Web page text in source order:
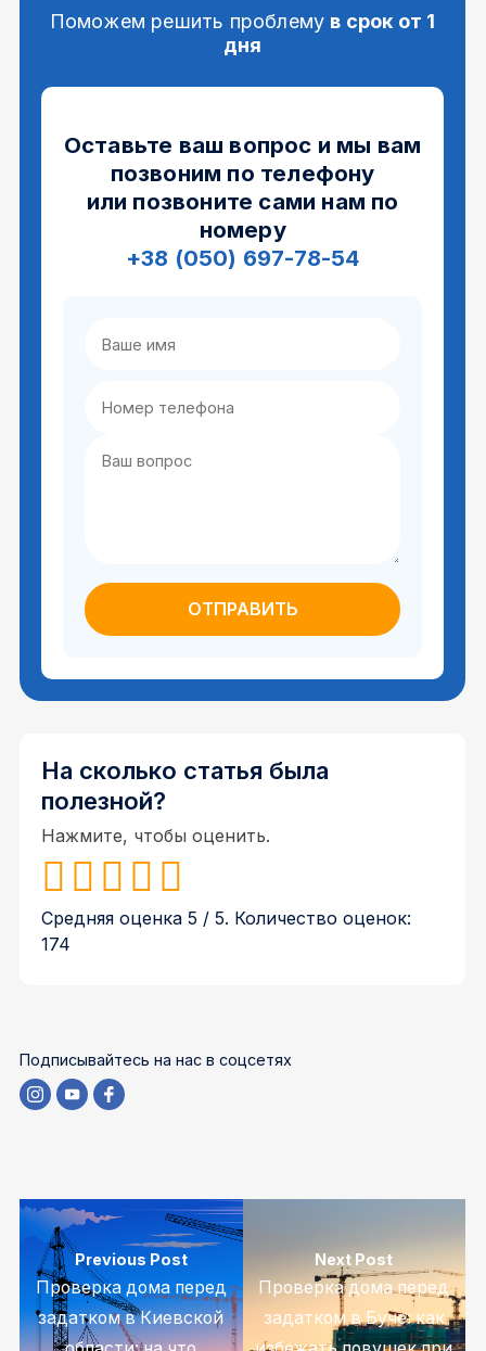
Поможем решить проблему в срок от 1
дня
Оставьте ваш вопрос и мы вам
позвоним по телефону
или позвоните сами нам по
номеру
+38 (050) 697-78-54
На сколько статья была
полезной?
Нажмите, чтобы оценить.
Средняя оценка5 / 5. Количество оценок:
174
Подписывайтесь на нас в соцсетях
Previous Post
Проверка дома перед
задатком в Киевской
Next Post
Проверка дома перед
задатком в Буче: как